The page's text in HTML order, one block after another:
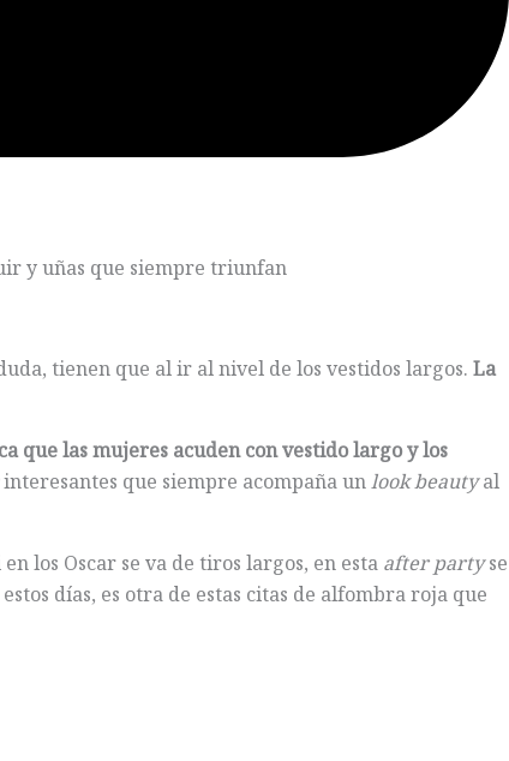
y uñas que siempre triunfan
tienen que al ir al nivel de los vestidos largos. La
que las mujeres acuden con vestido largo y los
interesantes que siempre acompaña unlook beautyal
los Oscar se va de tiros largos, en esta after partyse
días, es otra de estas citas de alfombra roja que